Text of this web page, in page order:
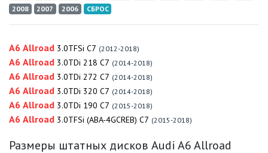
2008
2007 2006 СБРОС
A6 Allroad 3.0TFSi C7 (2012-2018)
A6 Allroad 3.0TDi 218 C7 (2014-2018)
A6 Allroad 3.0TDi 272 C7 (2014-2018)
A6 Allroad 3.0TDi 320 C7 (2014-2018)
A6 Allroad 3.0TDi 190 C7 (2015-2018)
A6 Allroad 3.0TFSi (ABA-4GCREB) C7 (2015-2018)
Размеры штатных дисков Audi A6 Allroad